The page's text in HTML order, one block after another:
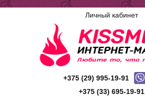
Личный кабинет
+375 (29) 995-19-91
+375 (33) 695-19-91